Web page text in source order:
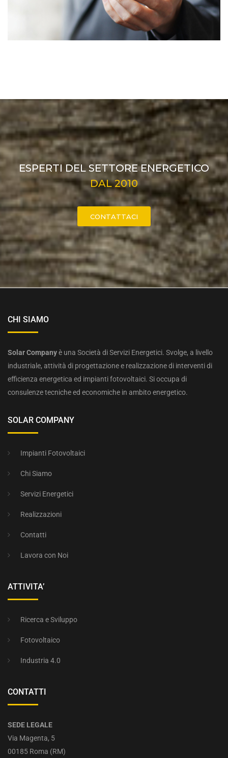
ESPERTI DEL SETTORE ENERGETICO
DAL 2010
CONTATTACI
CHI SIAMO
Solar Companyè una Società di Servizi Energetici. Svolge, a livello
industriale, attività di progettazione e realizzazione di interventi di
efficienza energetica ed impianti fotovoltaici. Si occupa di
consulenze tecniche ed economiche in ambito energetico.
SOLAR COMPANY
Impianti Fotovoltaici
Chi Siamo
Servizi Energetici
Realizzazioni
Contatti
Lavora con Noi
ATTIVITA’
Ricerca e Sviluppo
Fotovoltaico
Industria 4.0
CONTATTI
SEDE LEGALE
Via Magenta, 5
00185 Roma (RM)